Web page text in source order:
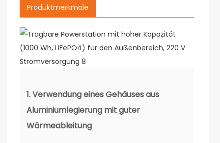
Produktmerkmale
1. Verwendung eines Gehäuses aus
Aluminiumlegierung mit guter
Wärmeableitung